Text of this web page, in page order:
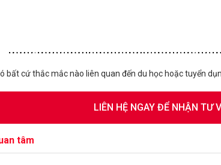
bất cứ thắc mắc nào liên quan đến du học hoặc tuyển
LIÊN HỆ NGAY ĐỂ NHẬN TƯ
tâm